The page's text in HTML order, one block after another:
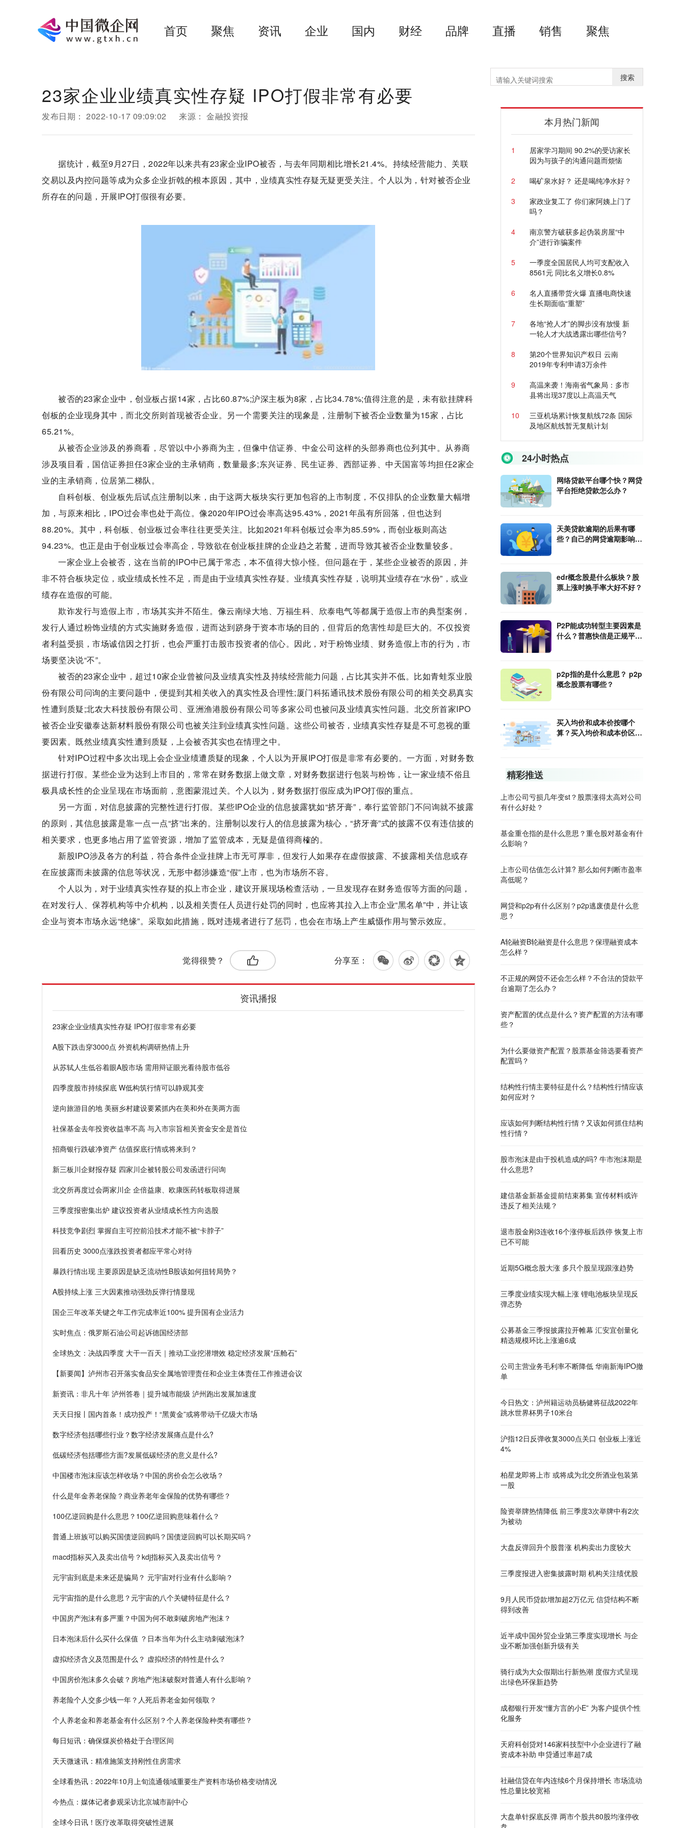
首页 聚焦 资讯 企业 国内 财经 品牌 直播 销售 聚焦
23家企业业绩真实性存疑 IPO打假非常有必要
发布日期： 2022-10-17 09:09:02 来源： 金融投资报
据统计，截至9月27日，2022年以来共有23家企业IPO被否，与去年同期相比增长21.4%。持续经营能力、关联
交易以及内控问题等成为众多企业折戟的根本原因，其中，业绩真实性存疑无疑更受关注。个人以为，针对被否企业
所存在的问题，开展IPO打假很有必要。
被否的23家企业中，创业板占据14家，占比60.87%;沪深主板为8家，占比34.78%;值得注意的是，未有欲挂牌科
创板的企业现身其中，而北交所则首现被否企业。另一个需要关注的现象是，注册制下被否企业数量为15家，占比
65.21%。
从被否企业涉及的券商看，尽管以中小券商为主，但像中信证券、中金公司这样的头部券商也位列其中。从券商
涉及项目看，国信证券担任3家企业的主承销商，数量最多;东兴证券、民生证券、西部证券、中天国富等均担任2家企
业的主承销商，位居第二梯队。
自科创板、创业板先后试点注册制以来，由于这两大板块实行更加包容的上市制度，不仅排队的企业数量大幅增
加，与原来相比，IPO过会率也处于高位。像2020年IPO过会率高达95.43%，2021年虽有所回落，但也达到
88.20%。其中，科创板、创业板过会率往往更受关注。比如2021年科创板过会率为85.59%，而创业板则高达
94.23%。也正是由于创业板过会率高企，导致欲在创业板挂牌的企业趋之若鹜，进而导致其被否企业数量较多。
一家企业上会被否，这在当前的IPO中已属于常态，本不值得大惊小怪。但问题在于，某些企业被否的原因，并
非不符合板块定位，或业绩成长性不足，而是由于业绩真实性存疑。业绩真实性存疑，说明其业绩存在“水份”，或业
绩存在造假的可能。
欺诈发行与造假上市，市场其实并不陌生。像云南绿大地、万福生科、欣泰电气等都属于造假上市的典型案例，
发行人通过粉饰业绩的方式实施财务造假，进而达到跻身于资本市场的目的，但背后的危害性却是巨大的。不仅投资
者利益受损，市场诚信因之打折，也会严重打击股市投资者的信心。因此，对于粉饰业绩、财务造假上市的行为，市
场要坚决说“不”。
被否的23家企业中，超过10家企业曾被问及业绩真实性及持续经营能力问题，占比其实并不低。比如青蛙泵业股
份有限公司问询的主要问题中，便提到其相关收入的真实性及合理性;厦门科拓通讯技术股份有限公司的相关交易真实
性遭到质疑;北农大科技股份有限公司、亚洲渔港股份有限公司等多家公司也被问及业绩真实性问题。北交所首家IPO
被否企业安徽泰达新材料股份有限公司也被关注到业绩真实性问题。这些公司被否，业绩真实性存疑是不可忽视的重
要因素。既然业绩真实性遭到质疑，上会被否其实也在情理之中。
针对IPO过程中多次出现上会企业业绩遭质疑的现象，个人以为开展IPO打假是非常有必要的。一方面，对财务数
据进行打假。某些企业为达到上市目的，常常在财务数据上做文章，对财务数据进行包装与粉饰，让一家业绩不俗且
极具成长性的企业呈现在市场面前，意图蒙混过关。个人以为，财务数据打假应成为IPO打假的重点。
另一方面，对信息披露的完整性进行打假。某些IPO企业的信息披露犹如“挤牙膏”，奉行监管部门不问询就不披露
的原则，其信息披露是靠一点一点“挤”出来的。注册制以发行人的信息披露为核心，“挤牙膏”式的披露不仅有违信披的
相关要求，也更多地占用了监管资源，增加了监管成本，无疑是值得商榷的。
新股IPO涉及各方的利益，符合条件企业挂牌上市无可厚非，但发行人如果存在虚假披露、不披露相关信息或存
在应披露而未披露的信息等状况，无形中都涉嫌造“假”上市，也为市场所不容。
个人以为，对于业绩真实性存疑的拟上市企业，建议开展现场检查活动，一旦发现存在财务造假等方面的问题，
在对发行人、保荐机构等中介机构，以及相关责任人员进行处罚的同时，也应将其拉入上市企业“黑名单”中，并让该
企业与资本市场永远“绝缘”。采取如此措施，既对违规者进行了惩罚，也会在市场上产生威慑作用与警示效应。
觉得很赞？ 分享至：
资讯播报
23家企业业绩真实性存疑 IPO打假非常有必要
A股下跌击穿3000点 外资机构调研热情上升
从苏轼人生低谷着眼A股市场 需用辩证眼光看待股市低谷
四季度股市持续探底 W低构筑行情可以静观其变
逆向旅游目的地 美丽乡村建设要紧抓内在美和外在美两方面
社保基金去年投资收益率不高 与入市宗旨相关资金安全是首位
招商银行跌破净资产 估值探底行情或将来到？
新三板川企财报存疑 四家川企被转股公司发函进行问询
北交所再度过会两家川企 企倍益康、欧康医药转板取得进展
三季度报密集出炉 建议投资者从业绩成长性方向选股
科技竞争剧烈 掌握自主可控前沿技术才能不被“卡脖子”
回看历史 3000点涨跌投资者都应平常心对待
暴跌行情出现 主要原因是缺乏流动性B股该如何扭转局势？
A股持续上涨 三大因素推动强劲反弹行情显现
国企三年改革关键之年工作完成率近100% 提升国有企业活力
实时焦点：俄罗斯石油公司起诉德国经济部
全球热文：决战四季度 大干一百天｜推动工业挖潜增效 稳定经济发展“压舱石”
【新要闻】泸州市召开落实食品安全属地管理责任和企业主体责任工作推进会议
新资讯：非凡十年 泸州答卷｜提升城市能级 泸州跑出发展加速度
天天日报丨国内首条！成功投产！“黑黄金”或将带动千亿级大市场
数字经济包括哪些行业？数字经济发展痛点是什么?
低碳经济包括哪些方面?发展低碳经济的意义是什么?
中国楼市泡沫应该怎样收场？中国的房价会怎么收场？
什么是年金养老保险？商业养老年金保险的优势有哪些？
100亿逆回购是什么意思？100亿逆回购意味着什么？
普通上班族可以购买国债逆回购吗？国债逆回购可以长期买吗？
macd指标买入及卖出信号？kdj指标买入及卖出信号？
元宇宙到底是未来还是骗局？ 元宇宙对行业有什么影响？
元宇宙指的是什么意思？元宇宙的八个关键特征是什么？
中国房产泡沫有多严重？中国为何不敢刺破房地产泡沫？
日本泡沫后什么买什么保值 ？日本当年为什么主动刺破泡沫?
虚拟经济含义及范围是什么？ 虚拟经济的特性是什么？
中国房价泡沫多久会破？房地产泡沫破裂对普通人有什么影响？
养老险个人交多少钱一年？人死后养老金如何领取？
个人养老金和养老基金有什么区别？个人养老保险种类有哪些？
每日短讯：确保煤炭价格处于合理区间
天天微速讯：精准施策支持刚性住房需求
全球看热讯：2022年10月上旬流通领域重要生产资料市场价格变动情况
今热点：媒体记者参观采访北京城市副中心
全球今日讯！医疗改革取得突破性进展
搜索
本月热门新闻
1
居家学习期间 90.2%的受访家长
因为与孩子的沟通问题而烦恼
2
喝矿泉水好？ 还是喝纯净水好？
3
家政业复工了 你们家阿姨上门了
吗？
4
南京警方破获多起伪装房屋“中
介”进行诈骗案件
5
一季度全国居民人均可支配收入
8561元 同比名义增长0.8%
6
名人直播带货火爆 直播电商快速
生长期面临“重塑”
7
各地“抢人才”的脚步没有放慢 新
一轮人才大战透露出哪些信号?
8
第20个世界知识产权日 云南
2019年专利申请3万余件
9
高温来袭！海南省气象局：多市
县将出现37度以上高温天气
10
三亚机场累计恢复航线72条 国际
及地区航线暂无复航计划
24小时热点
网络贷款平台哪个快？网贷
平台拒绝贷款怎么办？
天美贷款逾期的后果有哪
些？自己的网贷逾期影响父
edr概念股是什么板块？股
票上涨时换手率大好不好？
P2P能成功转型主要因素是
什么？普惠快信是正规平台
p2p指的是什么意思？ p2p
概念股票有哪些？
买入均价和成本价按哪个
算？买入均价和成本价区
精彩推送
上市公司亏损几年变st？股票涨得太高对公司
有什么好处？
基金重仓指的是什么意思？重仓股对基金有什
么影响？
上市公司估值怎么计算? 那么如何判断市盈率
高低呢？
网贷和p2p有什么区别？p2p逃废债是什么意
思？
A轮融资B轮融资是什么意思？保理融资成本
怎么样？
不正规的网贷不还会怎么样？不合法的贷款平
台逾期了怎么办？
资产配置的优点是什么？资产配置的方法有哪
些？
为什么要做资产配置？股票基金筛选要看资产
配置吗？
结构性行情主要特征是什么？结构性行情应该
如何应对？
应该如何判断结构性行情？又该如何抓住结构
性行情？
股市泡沫是由于投机造成的吗? 牛市泡沫期是
什么意思?
建信基金新基金提前结束募集 宣传材料或许
违反了相关法规？
退市股金刚3连收16个涨停板后跌停 恢复上市
已不可能
近期5G概念股大涨 多只个股呈现跟涨趋势
三季度业绩实现大幅上涨 锂电池板块呈现反
弹态势
公募基金三季报披露拉开帷幕 汇安宜创量化
精选规模环比上涨逾6成
公司主营业务毛利率不断降低 华南新海IPO撤
单
今日热文：泸州籍运动员杨健将征战2022年
跳水世界杯男子10米台
沪指12日反弹收复3000点关口 创业板上涨近
4%
柏星龙即将上市 或将成为北交所酒业包装第
一股
险资举牌热情降低 前三季度3次举牌中有2次
为被动
大盘反弹回升个股普涨 机构卖出力度较大
三季度报进入密集披露时期 机构关注绩优股
9月人民币贷款增加超2万亿元 信贷结构不断
得到改善
近半成中国外贸企业第三季度实现增长 与企
业不断加强创新升级有关
骑行成为大众假期出行新热潮 度假方式呈现
出绿色环保新趋势
成都银行开发“懂方言的小E” 为客户提供个性
化服务
天府科创贷对146家科技型中小企业进行了融
资成本补助 申贷通过率超7成
社融信贷在年内连续6个月保持增长 市场流动
性总量比较宽裕
大盘单针探底反弹 两市个股共80股均涨停收